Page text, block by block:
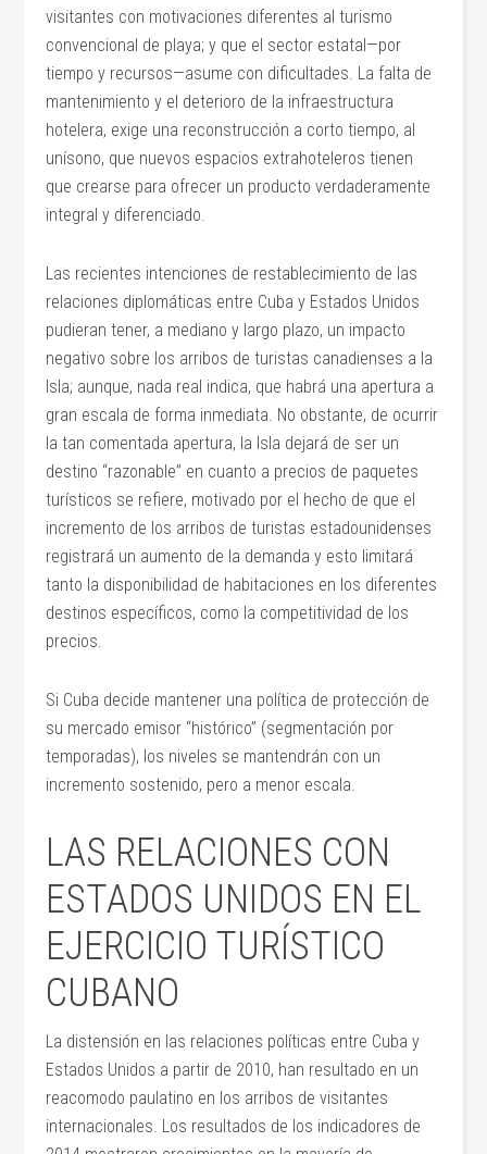
visitantes con motivaciones diferentes al turismo
convencional de playa; y que el sector estatal—por
tiempo y recursos—asume con dificultades. La falta de
mantenimiento y el deterioro de la infraestructura
hotelera, exige una reconstrucción a corto tiempo, al
unísono, que nuevos espacios extrahoteleros tienen
que crearse para ofrecer un producto verdaderamente
integral y diferenciado.
Las recientes intenciones de restablecimiento de las
relaciones diplomáticas entre Cuba y Estados Unidos
pudieran tener, a mediano y largo plazo, un impacto
negativo sobre los arribos de turistas canadienses a la
Isla; aunque, nada real indica, que habrá una apertura a
gran escala de forma inmediata. No obstante, de ocurrir
la tan comentada apertura, la Isla dejará de ser un
destino “razonable” en cuanto a precios de paquetes
turísticos se refiere, motivado por el hecho de que el
incremento de los arribos de turistas estadounidenses
registrará un aumento de la demanda y esto limitará
tanto la disponibilidad de habitaciones en los diferentes
destinos específicos, como la competitividad de los
precios.
Si Cuba decide mantener una política de protección de
su mercado emisor “histórico” (segmentación por
temporadas), los niveles se mantendrán con un
incremento sostenido, pero a menor escala.
LAS RELACIONES CON
ESTADOS UNIDOS EN EL
EJERCICIO TURÍSTICO
CUBANO
La distensión en las relaciones políticas entre Cuba y
Estados Unidos a partir de 2010, han resultado en un
reacomodo paulatino en los arribos de visitantes
internacionales. Los resultados de los indicadores de